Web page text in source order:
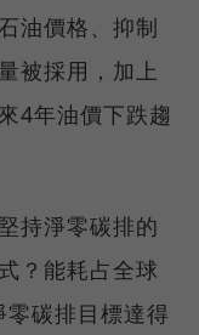
油價格、抑制
被採用，加上
4年油價下跌趨
持淨零碳排的
？能耗占全球
碳排目標達得